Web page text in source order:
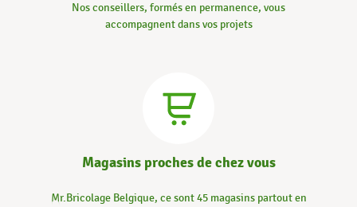
Nos conseillers, formés en permanence, vous
accompagnent dans vos projets
Magasins proches de chez vous
Mr.Bricolage Belgique, ce sont 45 magasins partout en